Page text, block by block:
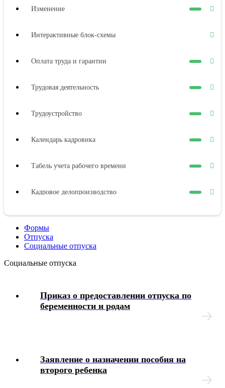
Изменение
Интерактивные блок-схемы
Оплата труда и гарантии
Трудовая деятельность
Трудоустройство
Календарь кадровика
Табель учета рабочего времени
Кадровое делопроизводство
Должностные инструкции
Оплата труда
Коллективный договор
Отпуска
Формы
Отпуска
Социальные отпуска
Социальные отпуска
Приказ о предоставлении отпуска по
беременности и родам
Заявление о назначении пособия на
второго ребенка